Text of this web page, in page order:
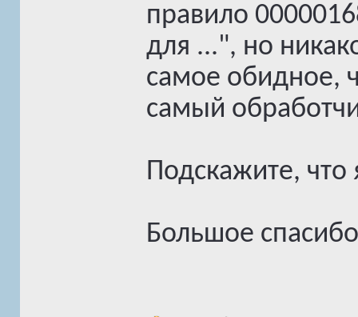
правило
для ...", но
самое обидное,
самый
Подскажите, что
Большое